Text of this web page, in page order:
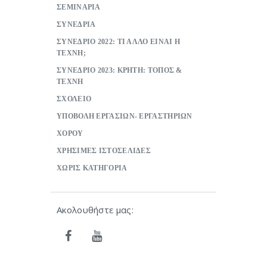
ΣΕΜΙΝΑΡΙΑ
ΣΥΝΕΔΡΙΑ
ΣΥΝΕΔΡΙΟ 2022: ΤΙ ΑΛΛΟ ΕΙΝΑΙ Η
ΤΕΧΝΗ;
ΣΥΝΕΔΡΙΟ 2023: ΚΡΗΤΗ: ΤΟΠΟΣ &
ΤΕΧΝΗ
ΣΧΟΛΕΙΟ
ΥΠΟΒΟΛΗ ΕΡΓΑΣΙΩΝ- ΕΡΓΑΣΤΗΡΙΩΝ
ΧΟΡΟΥ
ΧΡΗΣΙΜΕΣ ΙΣΤΟΣΕΛΙΔΕΣ
ΧΩΡΙΣ ΚΑΤΗΓΟΡΙΑ
Ακολουθήστε μας: